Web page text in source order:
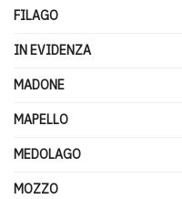
FILAGO
IN EVIDENZA
MADONE
MAPELLO
MEDOLAGO
MOZZO